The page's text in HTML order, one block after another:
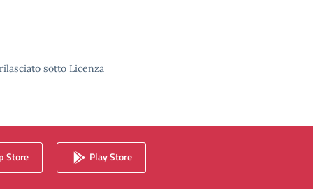
sotto Licenza
Store Play Store